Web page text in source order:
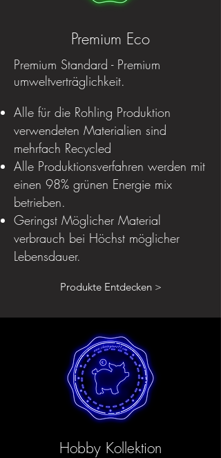
Premium Eco
Premium Standard - Premium
umweltverträglichkeit.
Alle für die Rohling Produktion
verwendeten Materialien sind
mehrfach Recycled
Alle Produktionsverfahren werden mit
einen 98% grünen Energie mix
betrieben.
Geringst Möglicher Material
verbrauch bei Höchst möglicher
Lebensdauer.
Produkte Entdecken >
Hobby Kollektion